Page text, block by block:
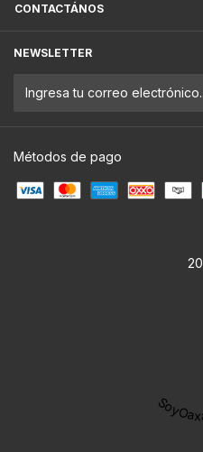
CONTACTÁNOS
NEWSLETTER
Métodos de pago